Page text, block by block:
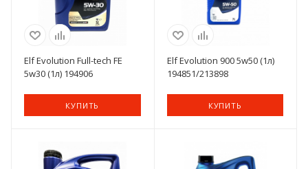
Elf Evolution Full-tech FE
5w30 (1л) 194906
КУПИТЬ
Elf Evolution 900 5w50 (1л)
194851/213898
КУПИТЬ